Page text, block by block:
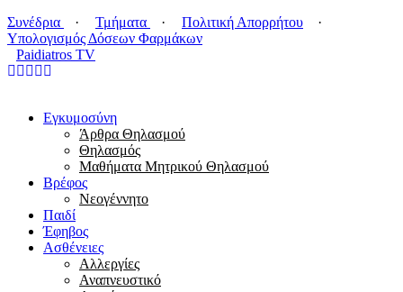
Συνέδρια
· Τμήματα · Πολιτική Απορρήτου
·
Υπολογισμός Δόσεων Φαρμάκων
Paidiatros TV
Εγκυμοσύνη
Άρθρα Θηλασμού
Θηλασμός
Μαθήματα Μητρικού Θηλασμού
Βρέφος
Νεογέννητο
Παιδί
Έφηβος
Ασθένειες
Αλλεργίες
Αναπνευστικό